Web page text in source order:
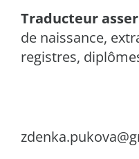
Traducteur
de naissance,
registres,